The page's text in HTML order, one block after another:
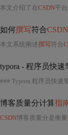
本文介绍了在CSDN平
如何撰写符合CSDN
本文系统阐述撰写符合
typora - 程序员快速
### Typora 程序员快速
博客质量分计算指
CSDN博客质量分是衡量